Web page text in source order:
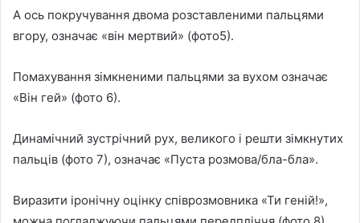
А ось покручування двома розставленими пальцями
вгору, означає «він мертвий» (фото5).
Помахування зімкненими пальцями за вухом означає
«Він гей» (фото 6).
Динамічний зустрічний рух, великого і решти зімкнутих
пальців (фото 7), означає «Пуста розмова/бла-бла».
Виразити іронічну оцінку співрозмовника «Ти геній!»,